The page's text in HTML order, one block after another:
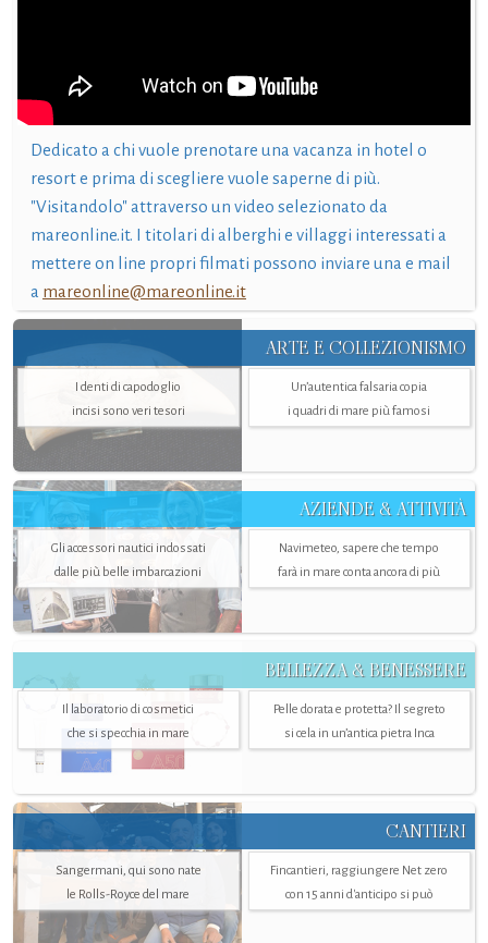
Dedicato a chi vuole prenotare una vacanza in hotel o
resort e prima di scegliere vuole saperne di più.
"Visitandolo" attraverso un video selezionato da
mareonline.it. I titolari di alberghi e villaggi interessati a
mettere on line propri filmati possono inviare una e mail
a mareonline@mareonline.it
ARTE E COLLEZIONISMO
I denti di capodoglio
incisi sono veri tesori
Un’autentica falsaria copia
i quadri di mare più famosi
AZIENDE & ATTIVITÀ
Gli accessori nautici indossati
dalle più belle imbarcazioni
Navimeteo, sapere che tempo
farà in mare conta ancora di più
BELLEZZA & BENESSERE
Il laboratorio di cosmetici
che si specchia in mare
Pelle dorata e protetta? Il segreto
si cela in un’antica pietra Inca
CANTIERI
Sangermani, qui sono nate
le Rolls-Royce del mare
Fincantieri, raggiungere Net zero
con 15 anni d'anticipo si può